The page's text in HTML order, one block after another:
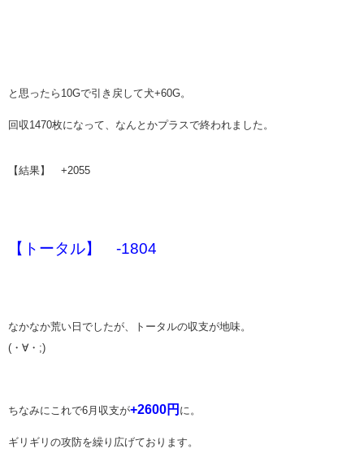
と思ったら10Gで引き戻して犬+60G。
回収1470枚になって、なんとかプラスで終われました。
【結果】 +2055
【トータル】 -1804
なかなか荒い日でしたが、トータルの収支が地味。
(・∀・;)
ちなみにこれで6月収支が+2600円 に。
ギリギリの攻防を繰り広げております。